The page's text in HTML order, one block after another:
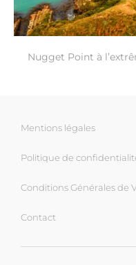
Nugget Point à
Mentions légales
Politique de
Conditions Générales de
Contact